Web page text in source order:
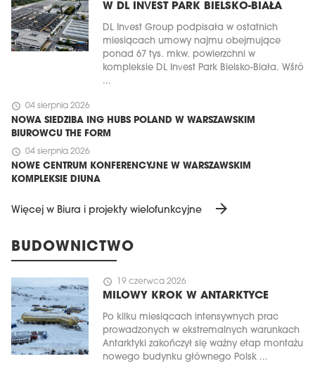
W DL INVEST PARK BIELSKO-BIAŁA
DL Invest Group podpisała w ostatnich
miesiącach umowy najmu obejmujące
ponad 67 tys. mkw. powierzchni w
kompleksie DL Invest Park Bielsko-Biała. Wśró
...
schedule 04 sierpnia 2026
NOWA SIEDZIBA ING HUBS POLAND W WARSZAWSKIM
BIUROWCU THE FORM
schedule 04 sierpnia 2026
NOWE CENTRUM KONFERENCYJNE W WARSZAWSKIM
KOMPLEKSIE DIUNA
Więcej w Biura i projekty wielofunkcyjne arrow_forward
BUDOWNICTWO
schedule 19 czerwca 2026
MILOWY KROK W ANTARKTYCE
Po kilku miesiącach intensywnych prac
prowadzonych w ekstremalnych warunkach
Antarktyki zakończył się ważny etap montażu
nowego budynku głównego Polsk ...